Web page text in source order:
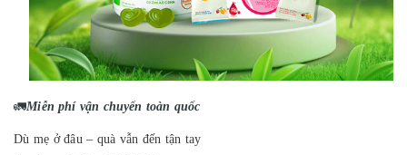
🚛Miễn phí vận chuyển toàn quốc
Dù mẹ ở đâu – quà vẫn đến tận tay